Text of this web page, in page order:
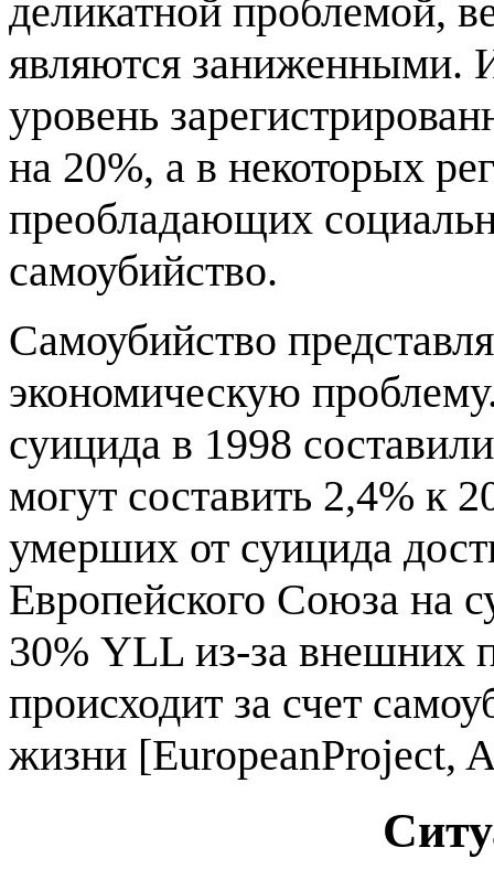
деликатной проблемой,
являются заниженными.
уровень
на 20%, а в некоторых
преобладающих
самоубийство.
Самоубийство
экономическую
суицида в 1998
могут составить 2,4% к
умерших от суицида
Европейского Союза на
30% YLL из-за внешних
происходит за счет
жизни [EuropeanProject,